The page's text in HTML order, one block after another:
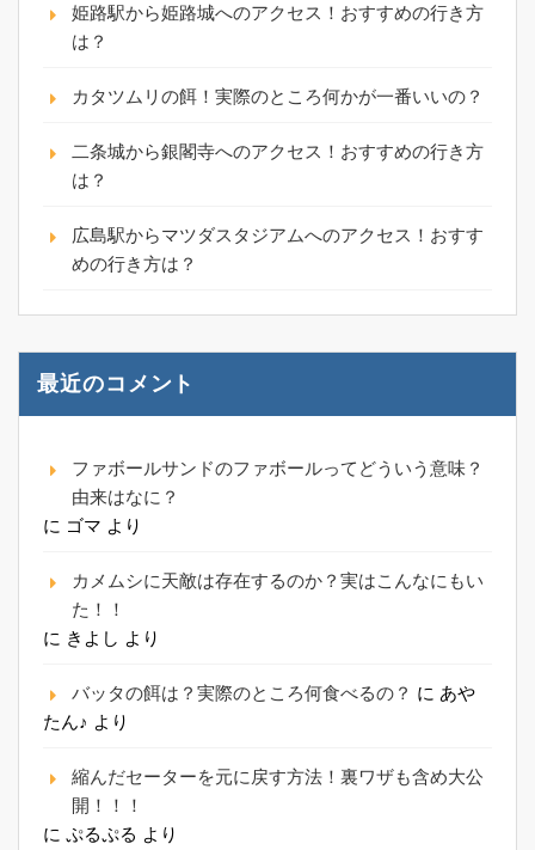
姫路駅から姫路城へのアクセス！おすすめの行き方
は？
カタツムリの餌！実際のところ何かが一番いいの？
二条城から銀閣寺へのアクセス！おすすめの行き方
は？
広島駅からマツダスタジアムへのアクセス！おすす
めの行き方は？
最近のコメント
ファボールサンドのファボールってどういう意味？
由来はなに？
に ゴマ より
カメムシに天敵は存在するのか？実はこんなにもい
た！！
に きよし より
バッタの餌は？実際のところ何食べるの？ に あや
たん♪ より
縮んだセーターを元に戻す方法！裏ワザも含め大公
開！！！
に ぷるぷる より